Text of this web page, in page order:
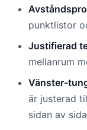
punktlistor
Justifierad
mellanrum
Vänster-
är justerad
sidan av